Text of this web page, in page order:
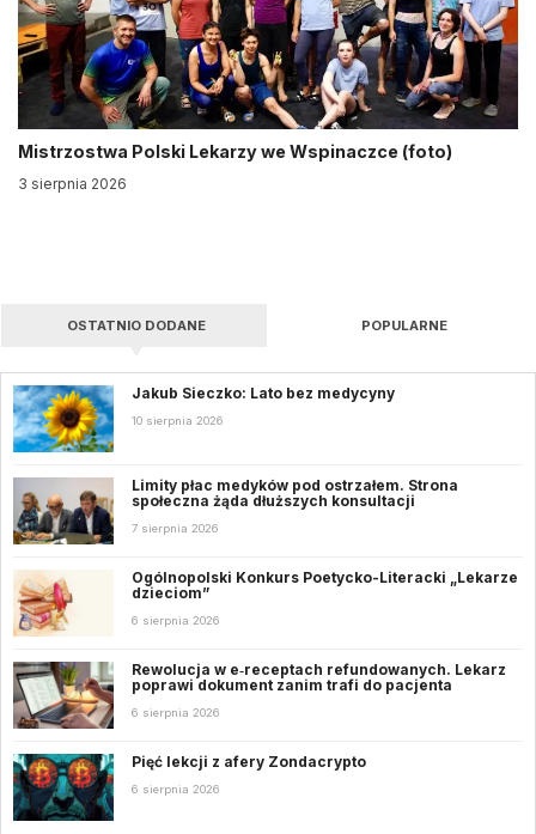
Mistrzostwa Polski Lekarzy we Wspinaczce (foto)
3 sierpnia 2026
OSTATNIO DODANE POPULARNE
Jakub Sieczko: Lato bez medycyny
10 sierpnia 2026
Limity płac medyków pod ostrzałem. Strona
społeczna żąda dłuższych konsultacji
7 sierpnia 2026
Ogólnopolski Konkurs Poetycko-Literacki „Lekarze
dzieciom”
6 sierpnia 2026
Rewolucja w e‑receptach refundowanych. Lekarz
poprawi dokument zanim trafi do pacjenta
6 sierpnia 2026
Pięć lekcji z afery Zondacrypto
6 sierpnia 2026